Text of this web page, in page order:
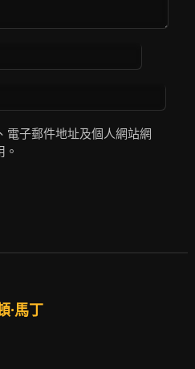
電子郵件地址及個人網站網
·馬丁